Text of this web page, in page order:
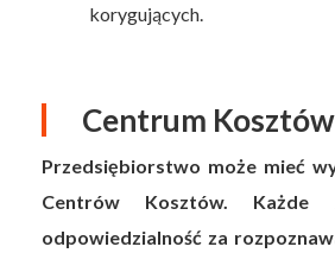
korygujących.
Centrum
Przedsiębiorstwo może mieć
Centrów Kosztów.
odpowiedzialność za